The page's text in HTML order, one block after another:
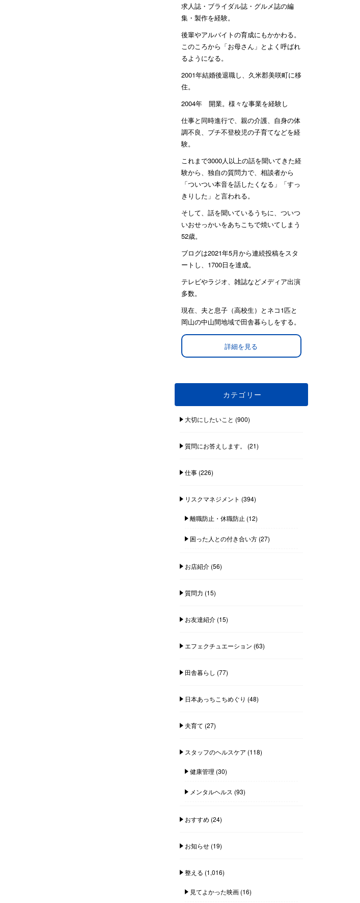
求人誌・ブライダル誌・グルメ誌の編
集・製作を経験。
後輩やアルバイトの育成にもかかわる。
このころから「お母さん」とよく呼ばれ
るようになる。
2001年結婚後退職し、久米郡美咲町に移
住。
2004年 開業。様々な事業を経験し
仕事と同時進行で、親の介護、自身の体
調不良、プチ不登校児の子育てなどを経
験。
これまで3000人以上の話を聞いてきた経
験から、独自の質問力で、相談者から
「ついつい本音を話したくなる」「すっ
きりした」と言われる。
そして、話を聞いているうちに、ついつ
いおせっかいをあちこちで焼いてしまう
52歳。
ブログは2021年5月から連続投稿をスタ
ートし、1700日を達成。
テレビやラジオ、雑誌などメディア出演
多数。
現在、夫と息子（高校生）とネコ1匹と
岡山の中山間地域で田舎暮らしをする。
詳細を見る
カテゴリー
大切にしたいこと (900)
質問にお答えします。 (21)
仕事(226)
リスクマネジメント (394)
離職防止・休職防止 (12)
困った人との付き合い方(27)
お店紹介(56)
質問力 (15)
お友達紹介(15)
エフェクチュエーション (63)
田舎暮らし (77)
日本あっちこちめぐり (48)
夫育て (27)
スタッフのヘルスケア (118)
健康管理 (30)
メンタルヘルス (93)
おすすめ (24)
お知らせ(19)
整える (1,016)
見てよかった映画(16)